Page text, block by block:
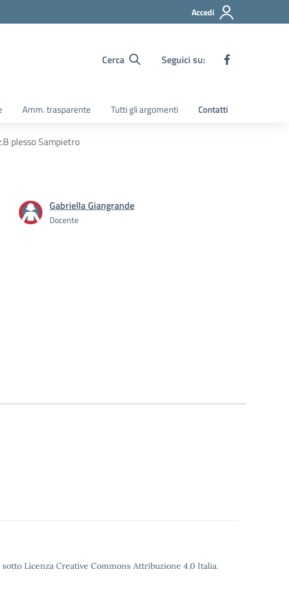
Accedi
Cerca Seguici su:
Amm. trasparente Tutti gli argomenti Contatti
plesso Sampietro
Gabriella Giangrande
Docente
Licenza Creative Commons Attribuzione 4.0 Italia.